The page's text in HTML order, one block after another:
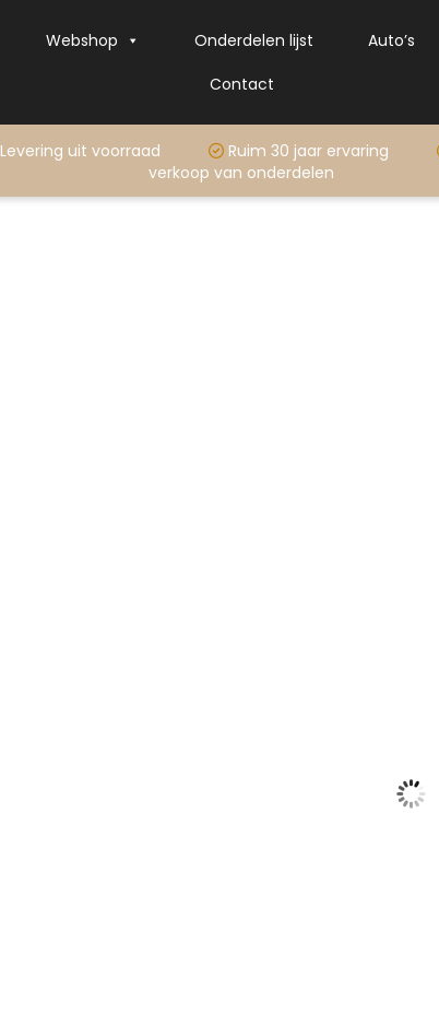
Webshop Onderdelen lijst Auto’s
Contact
Levering uit voorraad Ruim 30 jaar ervaring
verkoop van onderdelen